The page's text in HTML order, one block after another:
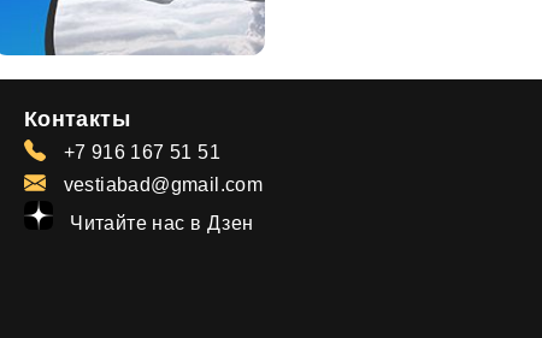
Контакты
+7 916 167 51 51
vestiabad@gmail.com
Читайте нас в Дзен